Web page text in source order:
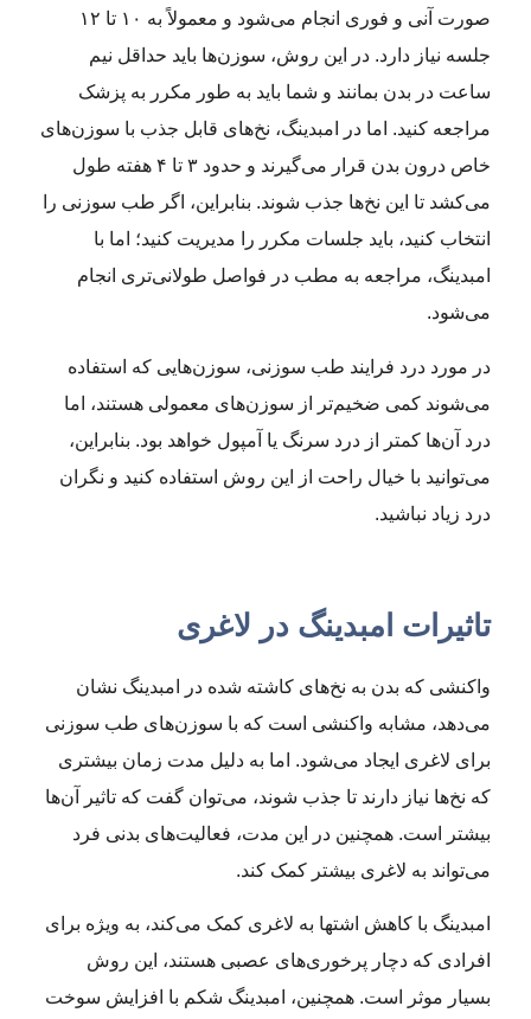
صورت آنی و فوری انجام می‌شود و معمولاً به ۱۰ تا ۱۲
جلسه نیاز دارد. در این روش، سوزن‌ها باید حداقل نیم
ساعت در بدن بمانند و شما باید به طور مکرر به پزشک
مراجعه کنید. اما در امبدینگ، نخ‌های قابل جذب با سوزن‌های
خاص درون بدن قرار می‌گیرند و حدود ۳ تا ۴ هفته طول
می‌کشد تا این نخ‌ها جذب شوند. بنابراین، اگر طب سوزنی را
انتخاب کنید، باید جلسات مکرر را مدیریت کنید؛ اما با
امبدینگ، مراجعه به مطب در فواصل طولانی‌تری انجام
می‌شود.
در مورد درد فرایند طب سوزنی، سوزن‌هایی که استفاده
می‌شوند کمی ضخیم‌تر از سوزن‌های معمولی هستند، اما
درد آن‌ها کمتر از درد سرنگ یا آمپول خواهد بود. بنابراین،
می‌توانید با خیال راحت از این روش استفاده کنید و نگران
درد زیاد نباشید.
تاثیرات امبدینگ در لاغری
واکنشی که بدن به نخ‌های کاشته شده در امبدینگ نشان
می‌دهد، مشابه واکنشی است که با سوزن‌های طب سوزنی
برای لاغری ایجاد می‌شود. اما به دلیل مدت زمان بیشتری
که نخ‌ها نیاز دارند تا جذب شوند، می‌توان گفت که تاثیر آن‌ها
بیشتر است. همچنین در این مدت، فعالیت‌های بدنی فرد
می‌تواند به لاغری بیشتر کمک کند.
امبدینگ با کاهش اشتها به لاغری کمک می‌کند، به ویژه برای
افرادی که دچار پرخوری‌های عصبی هستند، این روش
بسیار موثر است. همچنین، امبدینگ شکم با افزایش سوخت